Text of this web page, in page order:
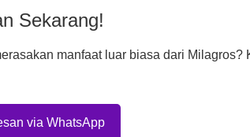
Sekarang!
manfaat luar biasa dari
via WhatsApp